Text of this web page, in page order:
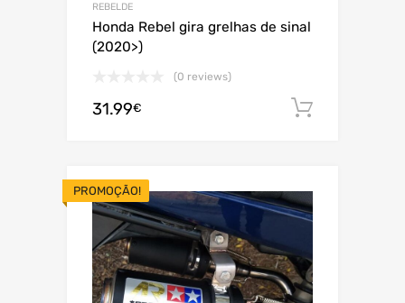
REBELDE
Honda Rebel gira grelhas de sinal
(2020>)
(0 reviews)
31.99€
PROMOÇÃO!